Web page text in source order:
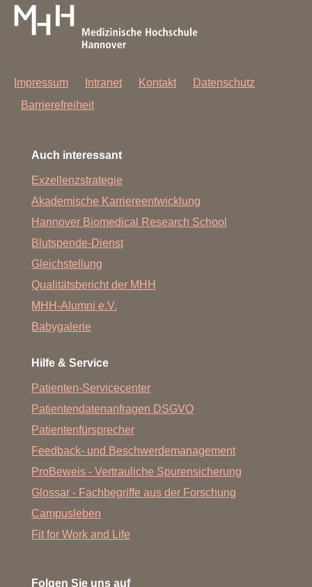
Impressum Intranet Kontakt
Datenschutz
Barrierefreiheit
Auch interessant
Exzellenzstrategie
Akademische Karriereentwicklung
Hannover Biomedical Research School
Blutspende-Dienst
Gleichstellung
Qualitätsbericht der MHH
MHH-Alumni e.V.
Babygalerie
Hilfe & Service
Patienten-Servicecenter
Patientendatenanfragen DSGVO
Patientenfürsprecher
Feedback- und Beschwerdemanagement
ProBeweis - Vertrauliche Spurensicherung
Glossar - Fachbegriffe aus der Forschung
Campusleben
Fit for Work and Life
Folgen Sie uns auf